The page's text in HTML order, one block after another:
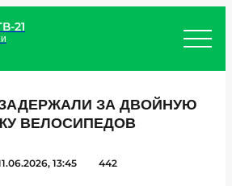
21
ЗА ДВОЙНУЮ
ВЕЛОСИПЕДОВ
13:45 442